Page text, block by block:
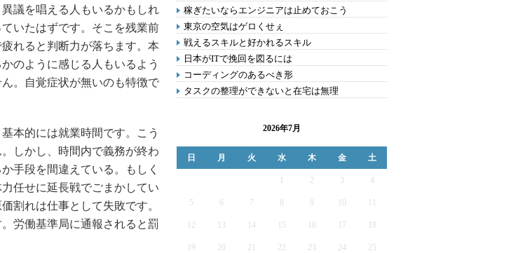
議を唱える人もいるかもしれ
いたはずです。そこを残業前
れると判断力が落ちます。本
のように感じる人もいるよう
。自覚症状が無いのも特徴で
本的には就業時間です。こう
しかし、時間内で義務が終わ
手段を間違えている。もしく
任せに延長戦でごまかしてい
割れは仕事として失敗です。
労働基準局に通報されると罰
稼ぎたいならエンジニアは止めておこう
東京の空気はゲロくせぇ
戦えるスキルと好かれるスキル
日本がITで挽回を図るには
コーディングのあるべき形
タスクの整理ができないと在宅は無理
2026年7月
日 月 火 水 木 金 土
2 3 4
5 6 7 9
12 13 14 15 16 17
19 20 21 22 23 24 25